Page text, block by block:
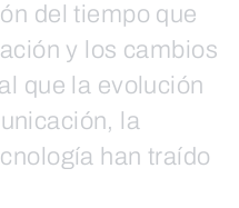
del tiempo que
y los cambios
que la evolución
la
han traído